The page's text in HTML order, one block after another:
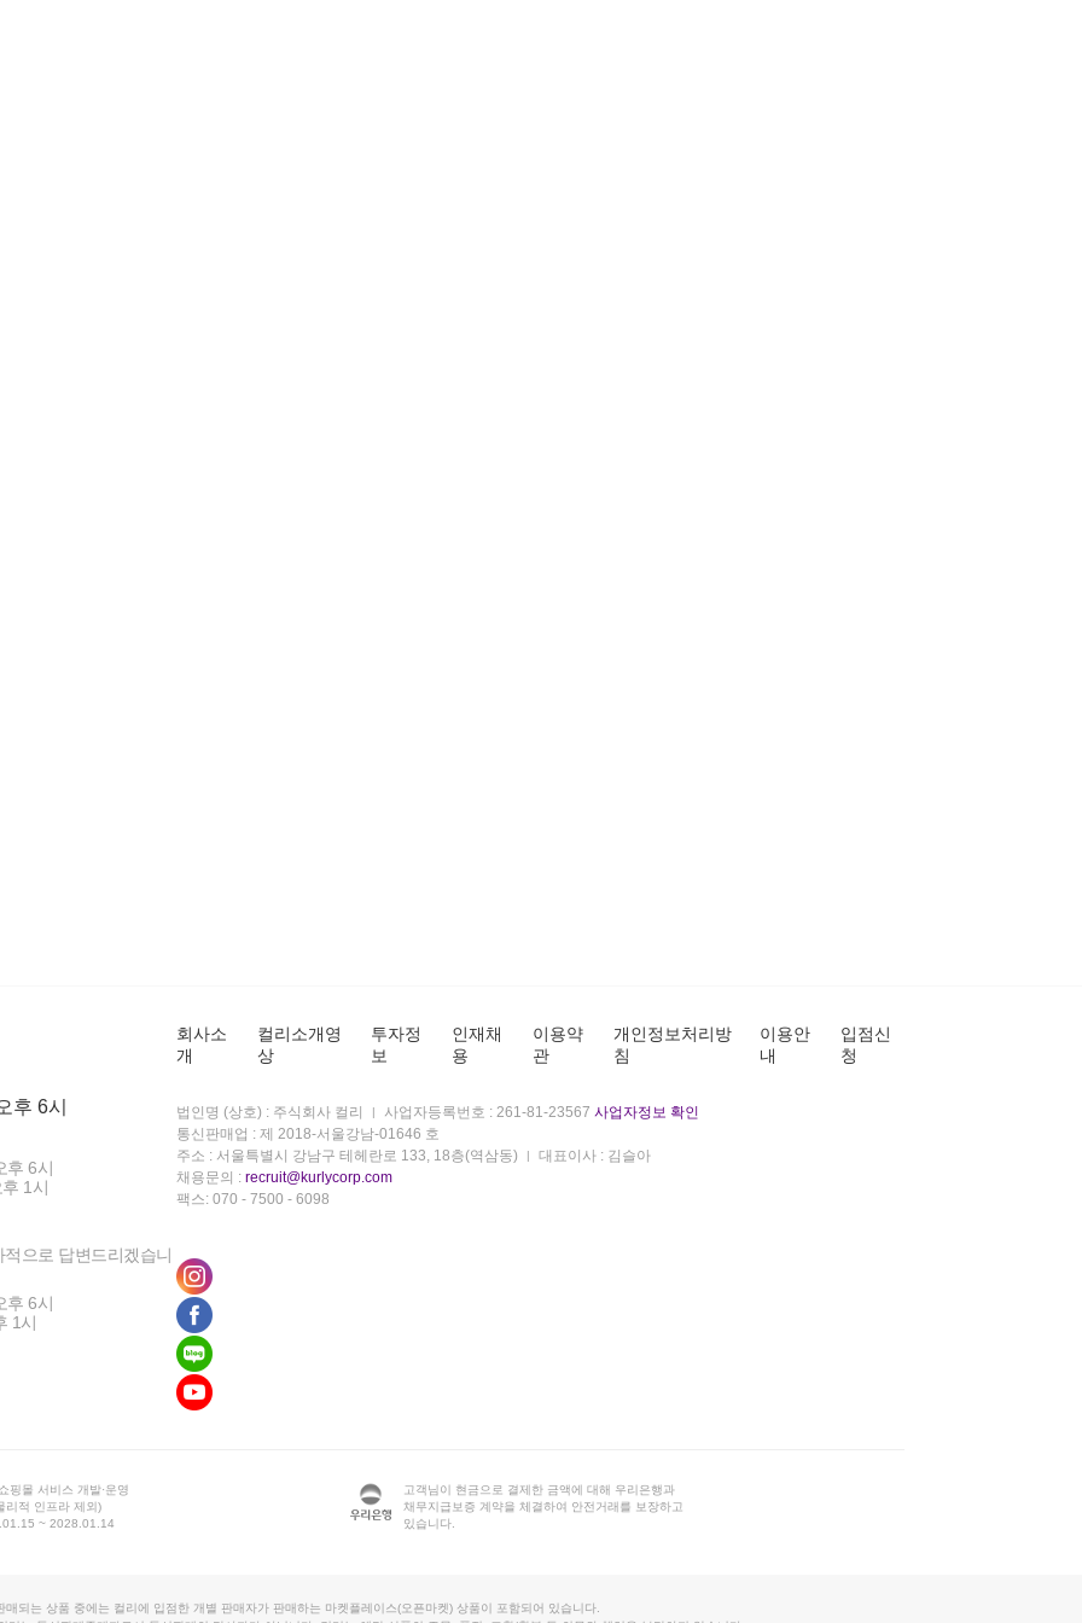
후 6시
후 6시
1시
으로 답변드리겠습니
후 6시
1시
회사소
개
컬리소개영
상
투자정
보
인재채
용
이용약
관
개인정보처리방
침
이용안
내
입점신
청
법인명 (상호) : 주식회사 컬리 사업자등록번호 : 261-81-23567 사업자정보 확인
통신판매업 : 제 2018-서울강남-01646 호
주소 : 서울특별시 강남구 테헤란로 133, 18층(역삼동)
대표이사 : 김슬아
채용문의 : recruit@kurlycorp.com
팩스: 070 - 7500 - 6098
핑몰 서비스 개발·운영
리적 인프라 제외)
~ 2028.01.14
고객님이 현금으로 결제한 금액에 대해 우리은행과
채무지급보증 계약을 체결하여 안전거래를 보장하고
있습니다.
매되는 상품 중에는 컬리에 입점한 개별 판매자가 판매하는 마켓플레이스(오픈마켓) 상품이 포함되어 있습니다.